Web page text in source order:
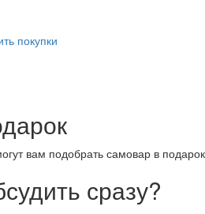
покупки
вам подобрать самовар в подарок
сразу?